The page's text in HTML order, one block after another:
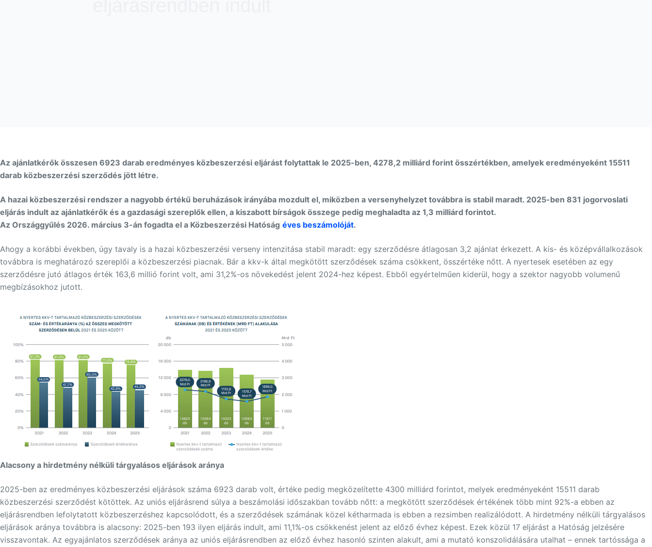
Az ajánlatkérők összesen 6923 darab eredményes közbeszerzési eljárást folytattak le 2025-ben, 4278,2 milliárd forint összértékben, amelyek eredményeként 15511
darab közbeszerzési szerződés jött létre.
A hazai közbeszerzési rendszer a nagyobb értékű beruházások irányába mozdult el, miközben a versenyhelyzet továbbra is stabil maradt. 2025-ben 831 jogorvoslati
eljárás indult az ajánlatkérők és a gazdasági szereplők ellen, a kiszabott bírságok összege pedig meghaladta az 1,3 milliárd forintot.
Az Országgyűlés 2026. március 3-án fogadta el a Közbeszerzési Hatóság éves beszámolóját.
Ahogy a korábbi években, úgy tavaly is a hazai közbeszerzési verseny intenzitása stabil maradt: egy szerződésre átlagosan 3,2 ajánlat érkezett. A kis- és középvállalkozások
továbbra is meghatározó szereplői a közbeszerzési piacnak. Bár a kkv-k által megkötött szerződések száma csökkent, összértéke nőtt. A nyertesek esetében az egy
szerződésre jutó átlagos érték 163,6 millió forint volt, ami 31,2%-os növekedést jelent 2024-hez képest. Ebből egyértelműen kiderül, hogy a szektor nagyobb volumenű
megbízásokhoz jutott.
Alacsony a hirdetmény nélküli tárgyalásos eljárások aránya
2025-ben az eredményes közbeszerzési eljárások száma 6923 darab volt, értéke pedig megközelítette 4300 milliárd forintot, melyek eredményeként 15511 darab
közbeszerzési szerződést kötöttek. Az uniós eljárásrend súlya a beszámolási időszakban tovább nőtt: a megkötött szerződések értékének több mint 92%-a ebben az
eljárásrendben lefolytatott közbeszerzéshez kapcsolódott, és a szerződések számának közel kétharmada is ebben a rezsimben realizálódott. A hirdetmény nélküli tárgyalásos
eljárások aránya továbbra is alacsony: 2025-ben 193 ilyen eljárás indult, ami 11,1%-os csökkenést jelent az előző évhez képest. Ezek közül 17 eljárást a Hatóság jelzésére
visszavontak. Az egyajánlatos szerződések aránya az uniós eljárásrendben az előző évhez hasonló szinten alakult, ami a mutató konszolidálására utalhat – ennek tartóssága a